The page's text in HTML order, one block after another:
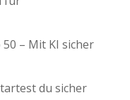
– Mit KI sicher
du sicher